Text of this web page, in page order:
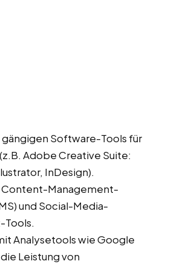
gängigen Software-Tools für
Adobe Creative Suite:
InDesign).
Content-Management-
und Social-Media-
Tools.
Analysetools wie Google
Leistung von